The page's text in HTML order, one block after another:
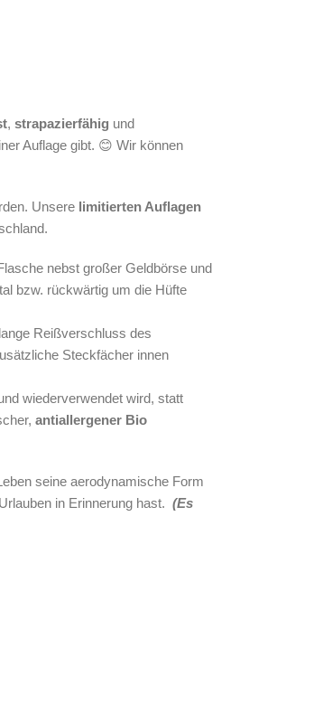
, strapazierfähig und
Auflage gibt. 😊 Wir können
Unsere limitierten Auflagen
nebst großer Geldbörse und
bzw. rückwärtig um die Hüfte
Reißverschluss des
Steckfächer innen
wiederverwendet wird, statt
antiallergener Bio
seine aerodynamische Form
in Erinnerung hast. (Es